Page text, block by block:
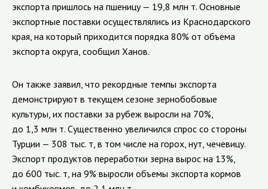
экспорта пришлось на пшеницу — 19,8 млн т. Основные
экспортные поставки осуществлялись из Краснодарского
края, на который приходится порядка 80% от объема
экспорта округа, сообщил Ханов.
Он также заявил, что рекордные темпы экспорта
демонстрируют в текущем сезоне зернобобовые
культуры, их поставки за рубеж выросли на 70%,
до 1,3 млн т. Существенно увеличился спрос со стороны
Турции — 308 тыс. т, в том числе на горох, нут, чечевицу.
Экспорт продуктов переработки зерна вырос на 13%,
до 600 тыс. т, на 9% выросли объемы экспорта кормов